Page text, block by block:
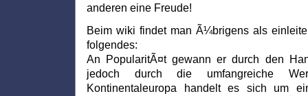
anderen eine Freude!
Beim wiki findet man Ã¼brigens als
folgendes:
An PopularitÃ¤t gewann er durch den
jedoch durch die umfangreiche
Kontinentaleuropa handelt es sich um